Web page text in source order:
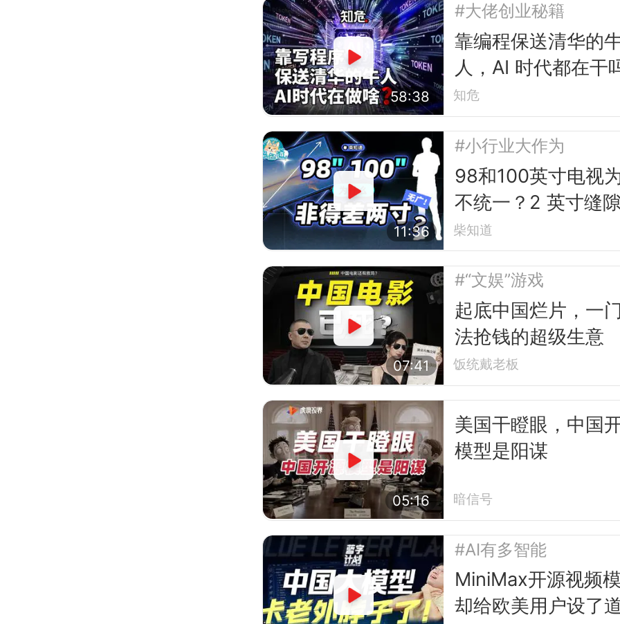
58:38
#大佬创业秘籍
靠编程保送清华的
人，AI 时代都在干
知危
11:36
#小行业大作为
98和100英寸电视
不统一？2 英寸缝
的行业故事
柴知道
07:41
#“文娱”游戏
起底中国烂片，一
法抢钱的超级生意
饭统戴老板
05:16
美国干瞪眼，中国
模型是阳谋
暗信号
#AI有多智能
MiniMax开源视频模
却给欧美用户设了